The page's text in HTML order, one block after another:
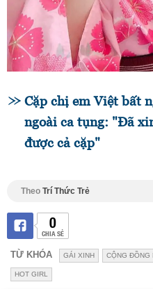
Cặp chị em Việt bất
ngoài ca tụng: "Đã
được cả cặp"
Theo Trí Thức Trẻ
0
CHIA SẺ
TỪ KHÓA GÁI XINH CỘNG ĐỒNG
HOT GIRL